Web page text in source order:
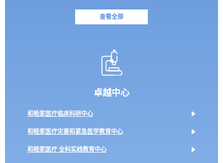
查看全部
卓越中心
和睦家医疗临床科研中心
和睦家医疗灾害和紧急医学教育中心
和睦家医疗 全科实践教育中心